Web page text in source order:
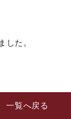
た。
一覧へ戻る